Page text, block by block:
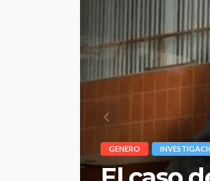
PERIODISMO